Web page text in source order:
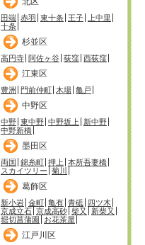
田端 赤羽 東十条 王子
上中里
十条
杉並区
高円寺 阿佐ヶ谷 荻窪 西荻窪
江東区
豊洲 門前仲町 木場 亀戸
中野区
中野 東中野 中野坂上
新中野
中野新橋
墨田区
両国 錦糸町 押上 本所吾妻橋
スカイツリー 菊川
葛飾区
新小岩 金町 亀有 青砥
四ツ木
京成立石 京成高砂 柴又
新柴又
堀切菖蒲園
お花茶屋
江戸川区